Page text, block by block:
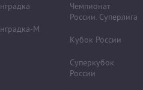
М
Чемпионат
России. Суперлига
Кубок России
Суперкубок
России